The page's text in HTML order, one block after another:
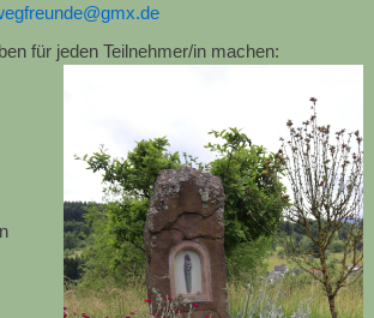
für jeden Teilnehmer/in machen: